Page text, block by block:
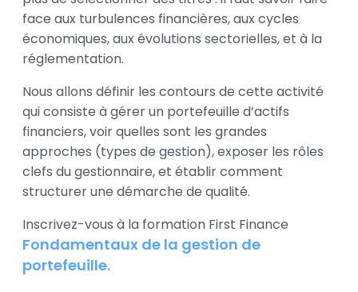
face aux turbulences financières, aux cycles
économiques, aux évolutions sectorielles, et à la
réglementation.
Nous allons définir les contours de cette activité
qui consiste à gérer un portefeuille d’actifs
financiers, voir quelles sont les grandes
approches (types de gestion), exposer les rôles
clefs du gestionnaire, et établir comment
structurer une démarche de qualité.
Inscrivez-vous à la formation First Finance
Fondamentaux de la gestion de
portefeuille.